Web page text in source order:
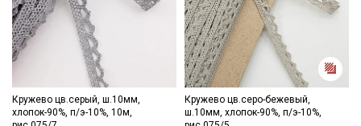
Кружево цв.серый, ш.10мм,
хлопок-90%, п/э-10%, 10м,
Кружево цв.серо-бежевый,
ш.10мм, хлопок-90%, п/э-10%,